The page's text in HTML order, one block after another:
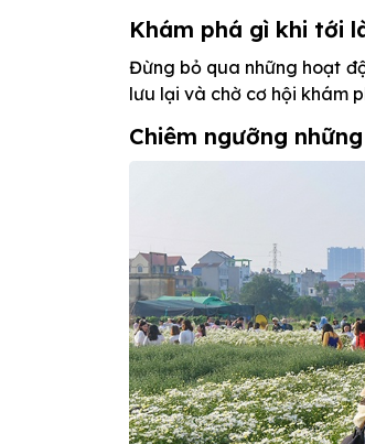
Khám phá gì khi tới
Đừng bỏ qua những hoạt
lưu lại và chờ cơ hội khám
Chiêm ngưỡng